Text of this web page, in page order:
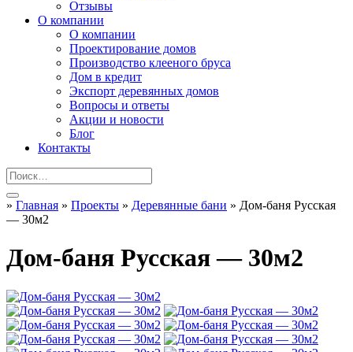
Отзывы
О компании
О компании
Проектирование домов
Производство клееного бруса
Дом в кредит
Экспорт деревянных домов
Вопросы и ответы
Акции и новости
Блог
Контакты
» Главная » Проекты » Деревянные бани » Дом-баня Русская
— 30м2
Дом-баня Русская — 30м2